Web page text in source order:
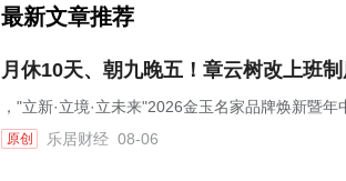
最新文章推荐
月休10天、朝九晚五！章云树改上班
，"立新·立境·立未来"2026金玉名家品牌焕新暨年
原创 乐居财经 08-06